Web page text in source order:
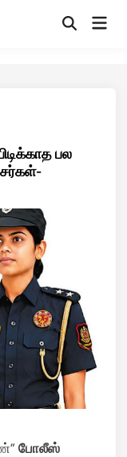
OpenMain
பல
போலீஸ்